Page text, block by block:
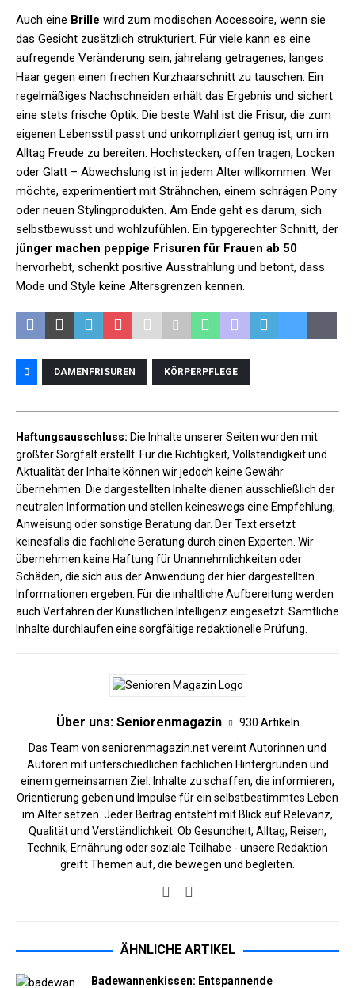
Auch eine Brille wird zum modischen Accessoire, wenn sie
das Gesicht zusätzlich strukturiert. Für viele kann es eine
aufregende Veränderung sein, jahrelang getragenes, langes
Haar gegen einen frechen Kurzhaarschnitt zu tauschen. Ein
regelmäßiges Nachschneiden erhält das Ergebnis und sichert
eine stets frische Optik. Die beste Wahl ist die Frisur, die zum
eigenen Lebensstil passt und unkompliziert genug ist, um im
Alltag Freude zu bereiten. Hochstecken, offen tragen, Locken
oder Glatt – Abwechslung ist in jedem Alter willkommen. Wer
möchte, experimentiert mit Strähnchen, einem schrägen Pony
oder neuen Stylingprodukten. Am Ende geht es darum, sich
selbstbewusst und wohlzufühlen. Ein typgerechter Schnitt, der
jünger machen peppige Frisuren für Frauen ab 50
hervorhebt, schenkt positive Ausstrahlung und betont, dass
Mode und Style keine Altersgrenzen kennen.
DAMENFRISUREN KÖRPERPFLEGE
Haftungsausschluss: Die Inhalte unserer Seiten wurden mit
größter Sorgfalt erstellt. Für die Richtigkeit, Vollständigkeit und
Aktualität der Inhalte können wir jedoch keine Gewähr
übernehmen. Die dargestellten Inhalte dienen ausschließlich der
neutralen Information und stellen keineswegs eine Empfehlung,
Anweisung oder sonstige Beratung dar. Der Text ersetzt
keinesfalls die fachliche Beratung durch einen Experten. Wir
übernehmen keine Haftung für Unannehmlichkeiten oder
Schäden, die sich aus der Anwendung der hier dargestellten
Informationen ergeben. Für die inhaltliche Aufbereitung werden
auch Verfahren der Künstlichen Intelligenz eingesetzt. Sämtliche
Inhalte durchlaufen eine sorgfältige redaktionelle Prüfung.
Über uns: Seniorenmagazin 930 Artikeln
Das Team von seniorenmagazin.net vereint Autorinnen und
Autoren mit unterschiedlichen fachlichen Hintergründen und
einem gemeinsamen Ziel: Inhalte zu schaffen, die informieren,
Orientierung geben und Impulse für ein selbstbestimmtes Leben
im Alter setzen. Jeder Beitrag entsteht mit Blick auf Relevanz,
Qualität und Verständlichkeit. Ob Gesundheit, Alltag, Reisen,
Technik, Ernährung oder soziale Teilhabe - unsere Redaktion
greift Themen auf, die bewegen und begleiten.
ÄHNLICHE ARTIKEL
Badewannenkissen: Entspannende